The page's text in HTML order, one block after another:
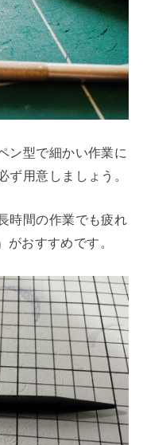
ン型で細かい作業に
ず用意しましょう。
時間の作業でも疲れ
おすすめです。